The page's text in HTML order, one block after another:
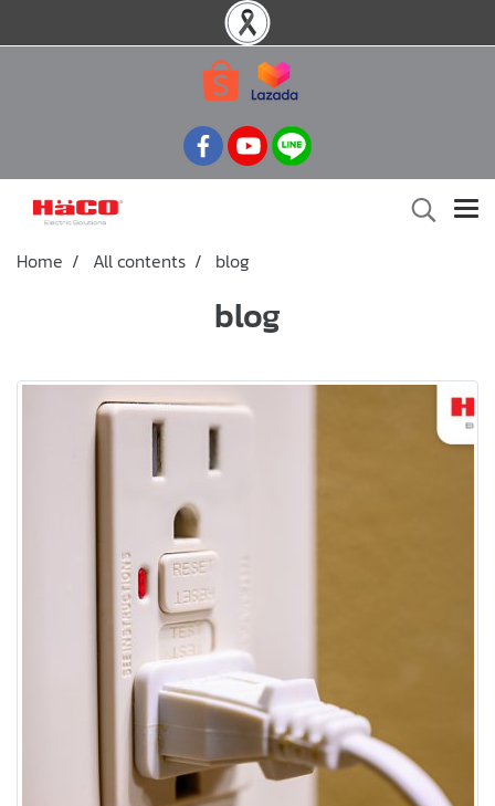
Home All contents blog
blog